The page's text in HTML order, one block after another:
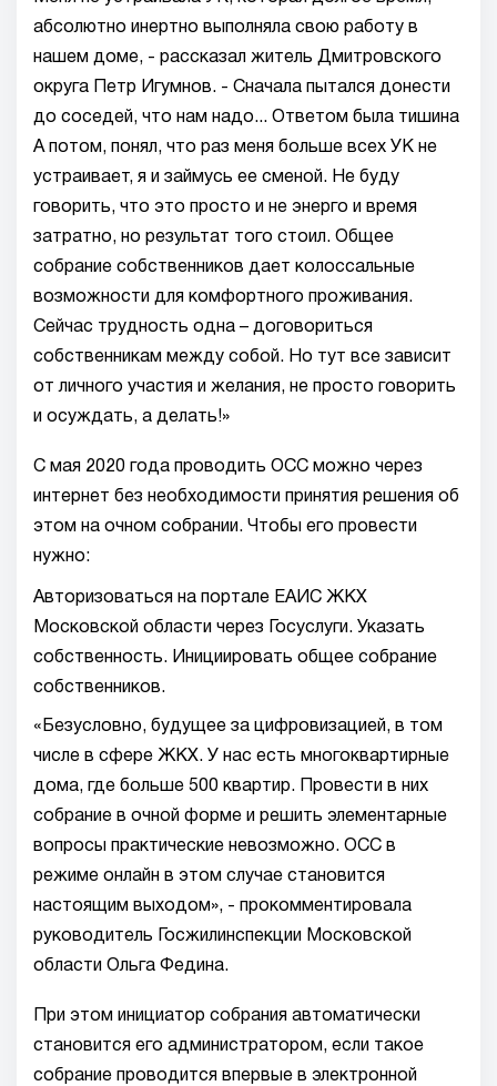
абсолютно инертно выполняла свою работу в
нашем доме, - рассказал житель Дмитровского
округа Петр Игумнов. - Сначала пытался донести
до соседей, что нам надо... Ответом была тишина
А потом, понял, что раз меня больше всех УК не
устраивает, я и займусь ее сменой. Не буду
говорить, что это просто и не энерго и время
затратно, но результат того стоил. Общее
собрание собственников дает колоссальные
возможности для комфортного проживания.
Сейчас трудность одна – договориться
собственникам между собой. Но тут все зависит
от личного участия и желания, не просто говорить
и осуждать, а делать!»
С мая 2020 года проводить ОСС можно через
интернет без необходимости принятия решения об
этом на очном собрании. Чтобы его провести
нужно:
Авторизоваться на портале ЕАИС ЖКХ
Московской области через Госуслуги. Указать
собственность. Инициировать общее собрание
собственников.
«Безусловно, будущее за цифровизацией, в том
числе в сфере ЖКХ. У нас есть многоквартирные
дома, где больше 500 квартир. Провести в них
собрание в очной форме и решить элементарные
вопросы практические невозможно. ОСС в
режиме онлайн в этом случае становится
настоящим выходом», - прокомментировала
руководитель Госжилинспекции Московской
области Ольга Федина.
При этом инициатор собрания автоматически
становится его администратором, если такое
собрание проводится впервые в электронной